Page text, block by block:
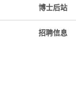
博士后站
招聘信息